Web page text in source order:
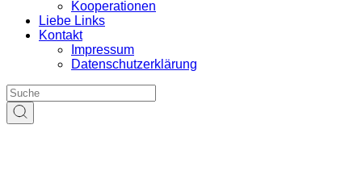
Kooperationen
Liebe Links
Kontakt
Impressum
Datenschutzerklärung